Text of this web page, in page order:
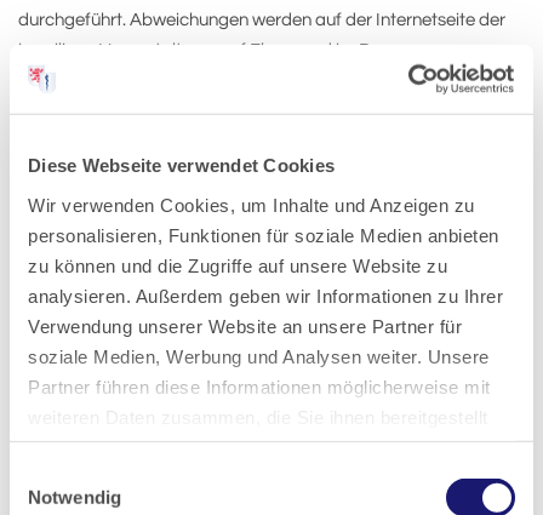
Diese Webseite verwendet Cookies
Wir verwenden Cookies, um Inhalte und Anzeigen zu
personalisieren, Funktionen für soziale Medien anbieten
zu können und die Zugriffe auf unsere Website zu
analysieren. Außerdem geben wir Informationen zu Ihrer
Verwendung unserer Website an unsere Partner für
soziale Medien, Werbung und Analysen weiter. Unsere
Partner führen diese Informationen möglicherweise mit
haben oder die sie im Rahmen Ihrer Nutzung der Dienste
Notwendig
durchgeführt. Abweichungen werden auf der Internetseite der
jeweiligen Veranstaltung, auf Flyern und im Programm
angezeigt.
Umsetzung des Transparenzgebots der Landesärztekammer
Hessen erhobenen Informationen werden für Interessenten und
Teilnehmer im jeweiligen Veranstaltungsprogramm festgehalten
und der ärztlichen Öffentlichkeit angezeigt. Das betrifft
insbesondere die geforderte Offenlegung der Interessenslage
des im Zertifizierungsverfahren genannten wissenschaftlichen
Leiters gegenüber der Anerkennungsstelle (vor der
Zertifizierung) und gegenüber Interessenten (mindestens zwei